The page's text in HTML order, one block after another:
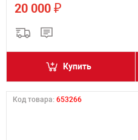
20 000 ₽
Купить
Код товара: 653266